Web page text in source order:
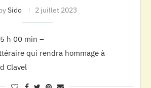
Sido 2 juillet 2023
h 00 min –
qui rendra hommage à
Clavel